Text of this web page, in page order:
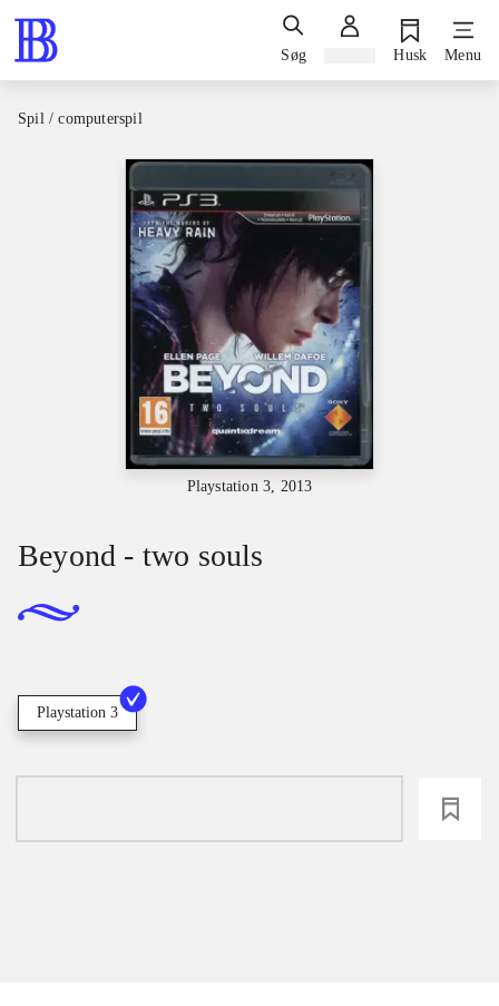
Søg Husk Menu
Spil / computerspil
Playstation 3, 2013
Beyond - two souls
Playstation 3